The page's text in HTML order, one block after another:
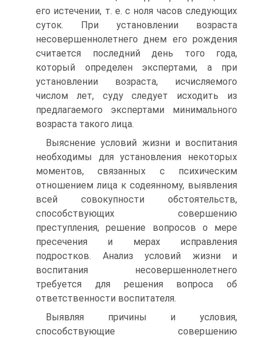
его истечении, т. е. с ноля часов следующих
суток. При установлении возраста
несовершеннолетнего днем его рождения
считается последний день того года,
который определен экспертами, а при
установлении возраста, исчисляемого
числом лет, суду следует исходить из
предлагаемого экспертами минимального
возраста такого лица.
Выяснение условий жизни и воспитания
необходимы для установления некоторых
моментов, связанных с психическим
отношением лица к содеянному, выявления
всей совокупности обстоятельств,
способствующих совершению
преступления, решение вопросов о мере
пресечения и мерах исправления
подростков. Анализ условий жизни и
воспитания несовершеннолетнего
требуется для решения вопроса об
ответственности воспитателя.
Выявляя причины и условия,
способствующие совершению